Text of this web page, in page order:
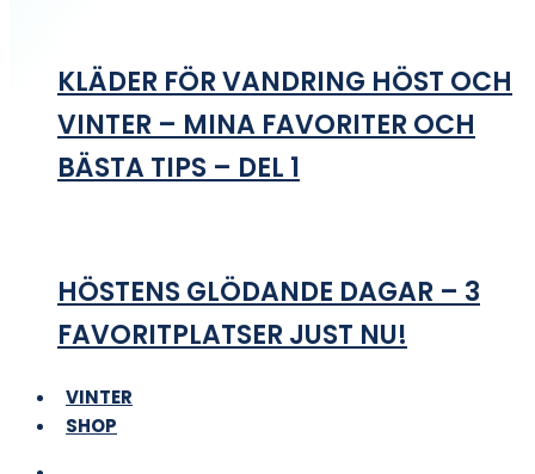
KLÄDER FÖR VANDRING HÖST OCH
VINTER – MINA FAVORITER OCH
BÄSTA TIPS – DEL 1
HÖSTENS GLÖDANDE DAGAR – 3
FAVORITPLATSER JUST NU!
VINTER
SHOP